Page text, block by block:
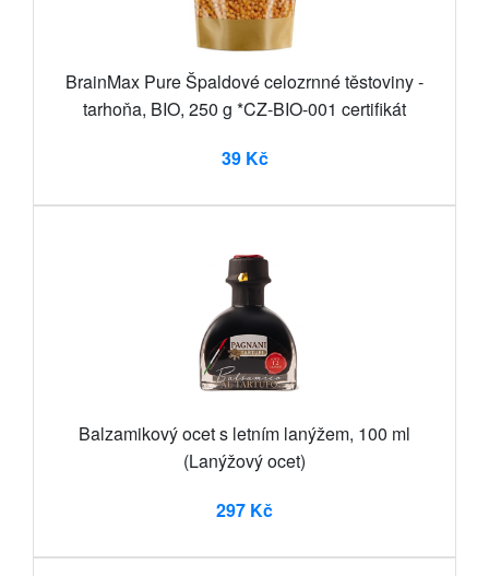
BrainMax Pure Špaldové celozrnné těstoviny -
tarhoňa, BIO, 250 g *CZ-BIO-001 certifikát
39 Kč
Balzamikový ocet s letním lanýžem, 100 ml
(Lanýžový ocet)
297 Kč